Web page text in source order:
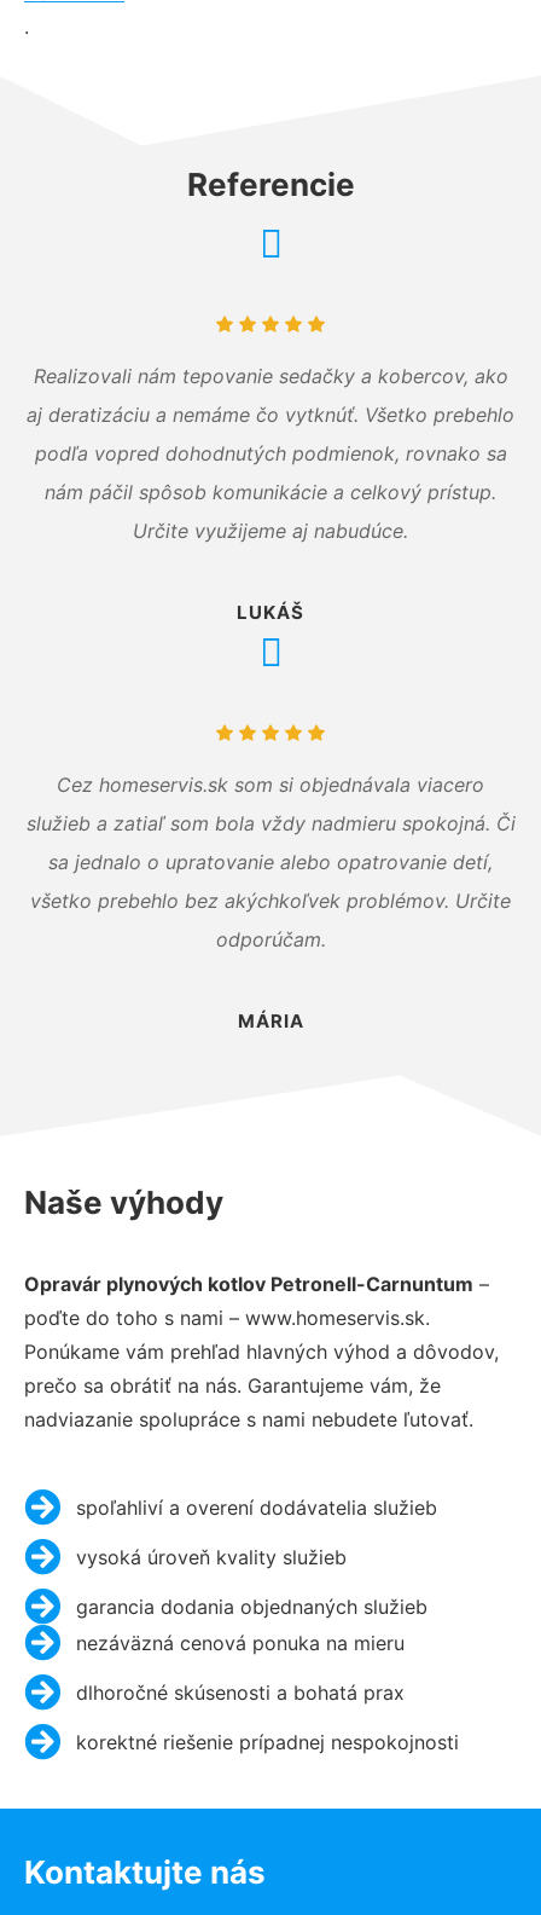
.
Referencie
Realizovali nám tepovanie sedačky a kobercov, ako
aj deratizáciu a nemáme čo vytknúť. Všetko prebehlo
podľa vopred dohodnutých podmienok, rovnako sa
nám páčil spôsob komunikácie a celkový prístup.
Určite využijeme aj nabudúce.
LUKÁŠ
Cez homeservis.sk som si objednávala viacero
služieb a zatiaľ som bola vždy nadmieru spokojná. Či
sa jednalo o upratovanie alebo opatrovanie detí,
všetko prebehlo bez akýchkoľvek problémov. Určite
odporúčam.
MÁRIA
Naše výhody
Opravár plynových kotlov Petronell-Carnuntum –
poďte do toho s nami – www.homeservis.sk.
Ponúkame vám prehľad hlavných výhod a dôvodov,
prečo sa obrátiť na nás. Garantujeme vám, že
nadviazanie spolupráce s nami nebudete ľutovať.
spoľahliví a overení dodávatelia služieb
vysoká úroveň kvality služieb
garancia dodania objednaných služieb
nezáväzná cenová ponuka na mieru
dlhoročné skúsenosti a bohatá prax
korektné riešenie prípadnej nespokojnosti
Kontaktujte nás